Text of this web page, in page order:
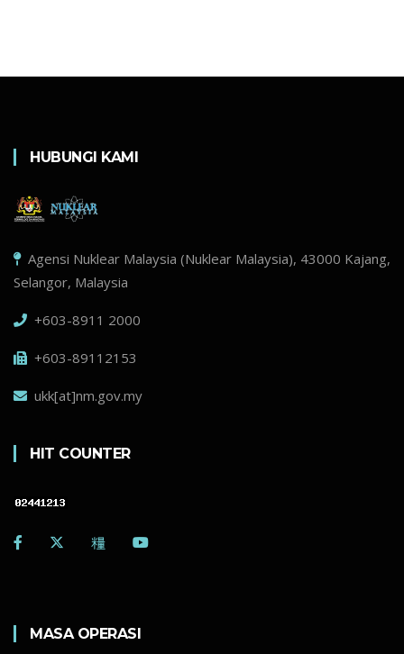
HUBUNGI KAMI
Agensi Nuklear Malaysia (Nuklear Malaysia), 43000 Kajang,
Selangor, Malaysia
+603-8911 2000
+603-89112153
ukk[at]nm.gov.my
HIT COUNTER
MASA OPERASI